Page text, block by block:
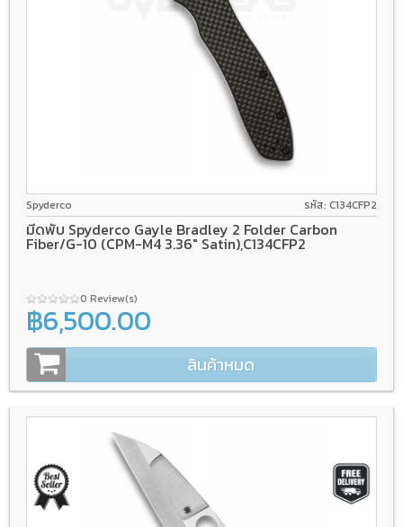
CPM M4
Spyderco รหัส: C134CFP2
มีดพับ Spyderco Gayle Bradley 2 Folder Carbon
Fiber/G-10 (CPM-M4 3.36" Satin),C134CFP2
0 Review(s)
฿6,500.00
สินค้าหมด